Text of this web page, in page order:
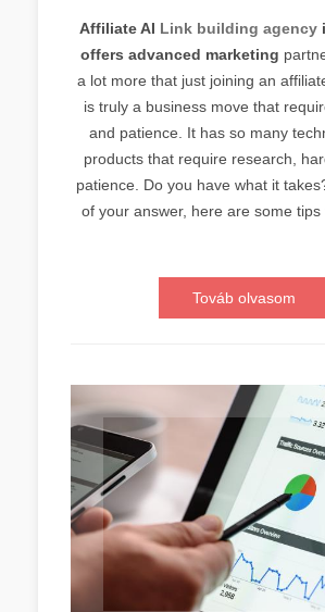
Affiliate AI Link building agency
offers advanced marketing
a lot more that just joining an
is truly a business move that
and patience. It has so many
products that require research,
patience. Do you have what it
of your answer, here are some tips
Továb olvasom